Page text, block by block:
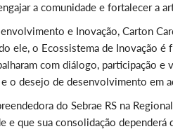
a comunidade e fortalecer a
e Inovação, Carton
ele, o Ecossistema de Inovação
com diálogo, participação e
o desejo de desenvolvimento em
do Sebrae RS na
e que sua consolidação